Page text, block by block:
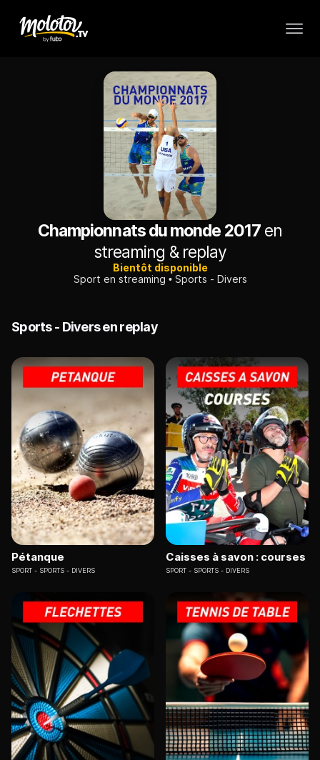
Championnats du monde 2017en
streaming & replay
Bientôt disponible
Sport en streaming
Sports - Divers
Sports - Divers en replay
Pétanque
SPORT SPORTS - DIVERS
Caisses à savon : courses
SPORT SPORTS - DIVERS